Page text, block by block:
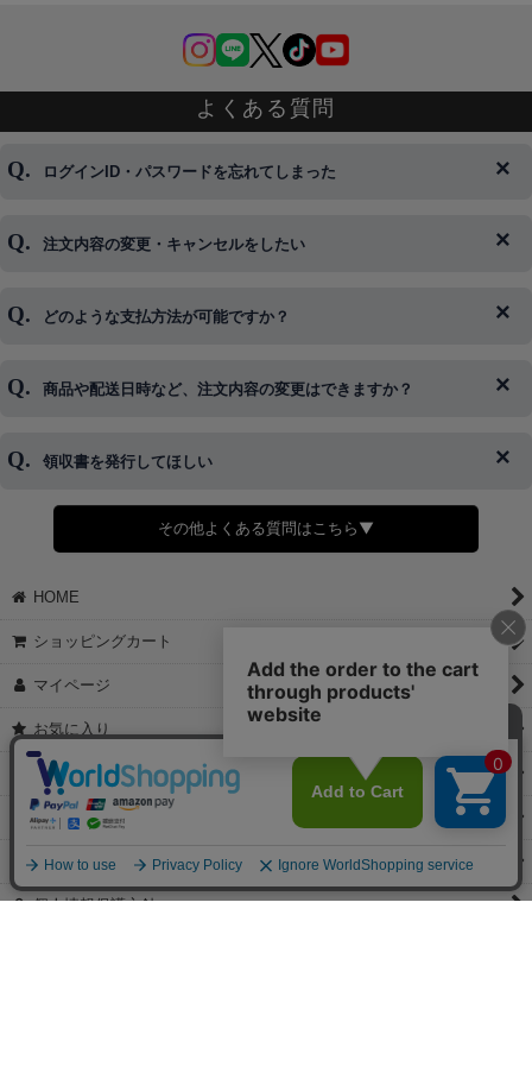
よくある質問
ログインID・パスワードを忘れてしまった
◆下記ページより、ログインIDの変更が可能です。
注文内容の変更・キャンセルをしたい
◆即日発送を行なっている関係上、午後以降のご連絡やキャンセル
※発送後、発送準備が完了しお手続きが間に合わない場合は変更、
どのような支払方法が可能ですか？
◆代金引換・クレジットカード・携帯キャリア決済・おねだり決
＞詳細は画像をタップ＜
商品や配送日時など、注文内容の変更はできますか？
◆商品発送前の変更は承っております。
さい。
領収書を発行してほしい
◆領収書はご希望頂いた場合のみ発行しております。
【これからご注文する場合】
STEP2「お届け先・お支払い」ページにて備考欄に下記の記載をお
願いします。
②宛名（空欄は上様は不可）
③但し書き（空欄やお品代は不可）
【すでにご注文が完了している場合】
①お電話・メール・LINEにて領収書希望の連絡をお願い致します
②後日、郵送にて領収書を送らせて頂きます。
①マイページから購入履歴→購入内容→領収書発行を選択。
②後日、郵送にて領収書を送らせて頂きます。
その他よくある質問はこちら▼
HOME
ショッピングカート
マイページ
お気に入り
特定商取引法表示
ご利用案内
お問い合せ
個人情報保護方針